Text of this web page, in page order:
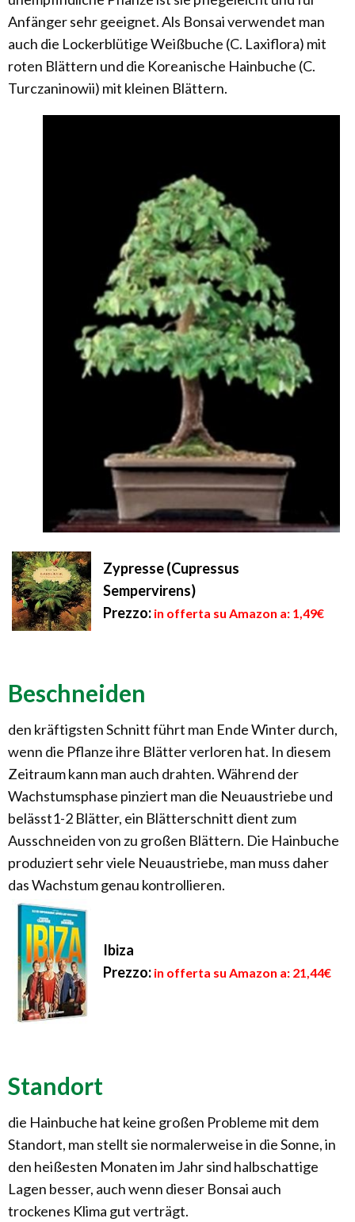
Anfänger sehr geeignet. Als Bonsai verwendet man
auch die Lockerblütige Weißbuche (C. Laxiflora) mit
roten Blättern und die Koreanische Hainbuche (C.
Turczaninowii) mit kleinen Blättern.
Zypresse (Cupressus
Sempervirens)
Prezzo: in offerta su Amazon a: 1,49€
Beschneiden
den kräftigsten Schnitt führt man Ende Winter durch,
wenn die Pflanze ihre Blätter verloren hat. In diesem
Zeitraum kann man auch drahten. Während der
Wachstumsphase pinziert man die Neuaustriebe und
belässt1-2 Blätter, ein Blätterschnitt dient zum
Ausschneiden von zu großen Blättern. Die Hainbuche
produziert sehr viele Neuaustriebe, man muss daher
das Wachstum genau kontrollieren.
Ibiza
Prezzo: in offerta su Amazon a: 21,44€
Standort
die Hainbuche hat keine großen Probleme mit dem
Standort, man stellt sie normalerweise in die Sonne, in
den heißesten Monaten im Jahr sind halbschattige
Lagen besser, auch wenn dieser Bonsai auch
trockenes Klima gut verträgt.